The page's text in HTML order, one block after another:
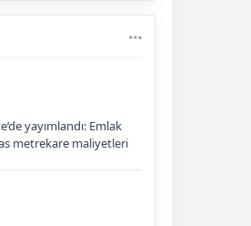
yayımlandı: Emlak
metrekare maliyetleri